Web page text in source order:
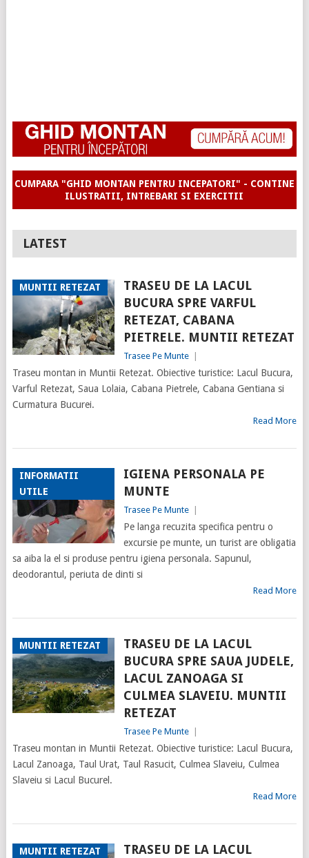
CUMPARA "GHID MONTAN PENTRU INCEPATORI" - CONTINE
ILUSTRATII, INTREBARI SI EXERCITII
LATEST
MUNTII RETEZAT
TRASEU DE LA LACUL
BUCURA SPRE VARFUL
RETEZAT, CABANA
PIETRELE. MUNTII RETEZAT
Trasee Pe Munte
Traseu montan in Muntii Retezat. Obiective turistice: Lacul Bucura,
Varful Retezat, Saua Lolaia, Cabana Pietrele, Cabana Gentiana si
Curmatura Bucurei.
Read More
INFORMATII
UTILE
IGIENA PERSONALA PE
MUNTE
Trasee Pe Munte
Pe langa recuzita specifica pentru o
excursie pe munte, un turist are obligatia
sa aiba la el si produse pentru igiena personala. Sapunul,
deodorantul, periuta de dinti si
Read More
MUNTII RETEZAT
TRASEU DE LA LACUL
BUCURA SPRE SAUA JUDELE,
LACUL ZANOAGA SI
CULMEA SLAVEIU. MUNTII
RETEZAT
Trasee Pe Munte
Traseu montan in Muntii Retezat. Obiective turistice: Lacul Bucura,
Lacul Zanoaga, Taul Urat, Taul Rasucit, Culmea Slaveiu, Culmea
Slaveiu si Lacul Bucurel.
Read More
MUNTII RETEZAT
TRASEU DE LA LACUL